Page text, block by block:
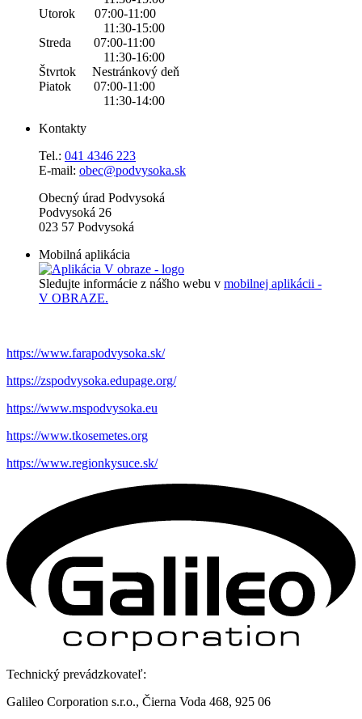
Utorok 07:00-11:00
11:30-15:00
Streda 07:00-11:00
11:30-16:00
Štvrtok Nestránkový deň
Piatok 07:00-11:00
11:30-14:00
Kontakty
Tel.: 041 4346 223
E-mail: obec@podvysoka.sk
Obecný úrad Podvysoká
Podvysoká 26
023 57 Podvysoká
Mobilná aplikácia
Sledujte informácie z nášho webu v mobilnej aplikácii -
V OBRAZE.
https://www.farapodvysoka.sk/
https://zspodvysoka.edupage.org/
https://www.mspodvysoka.eu
https://www.tkosemetes.org
https://www.regionkysuce.sk/
Technický prevádzkovateľ:
Galileo Corporation s.r.o., Čierna Voda 468, 925 06